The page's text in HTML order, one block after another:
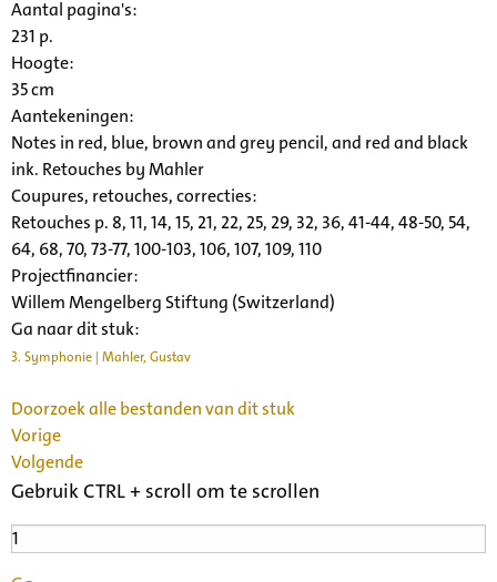
Aantal pagina's:
231 p.
Hoogte:
35 cm
Aantekeningen:
Notes in red, blue, brown and grey pencil, and red and black
ink. Retouches by Mahler
Coupures, retouches, correcties:
Retouches p. 8, 11, 14, 15, 21, 22, 25, 29, 32, 36, 41-44, 48-50, 54,
64, 68, 70, 73-77, 100-103, 106, 107, 109, 110
Projectfinancier:
Willem Mengelberg Stiftung (Switzerland)
Ga naar dit stuk:
3. Symphonie | Mahler, Gustav
Doorzoek alle bestanden van dit stuk
Vorige
Volgende
Gebruik CTRL + scroll om te scrollen